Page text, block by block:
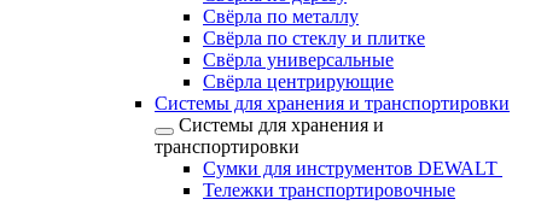
Свёрла по металлу
Свёрла по стеклу и плитке
Свёрла универсальные
Свёрла центрирующие
Системы для хранения и транспортировки
Системы для хранения и
транспортировки
Сумки для инструментов DEWALT
Тележки транспортировочные